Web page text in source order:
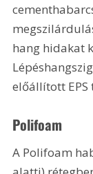
hang hidakat
előállított EPS
Polifoam
A Polifoam